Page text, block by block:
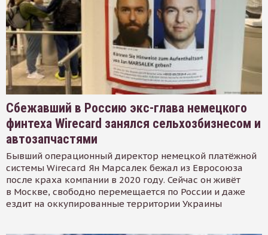
Сбежавший в Россию экс-глава немецкого
финтеха Wirecard занялся сельхозбизнесом и
автозапчастями
Бывший операционный директор немецкой платёжной
системы Wirecard Ян Марсалек бежал из Евросоюза
после краха компании в 2020 году. Сейчас он живёт
в Москве, свободно перемещается по России и даже
ездит на оккупированные территории Украины